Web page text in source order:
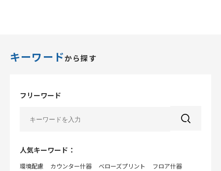
キーワードから探す
フリーワード
人気キーワード：
環境配慮 カウンター什器 べローズプリント フロア什器